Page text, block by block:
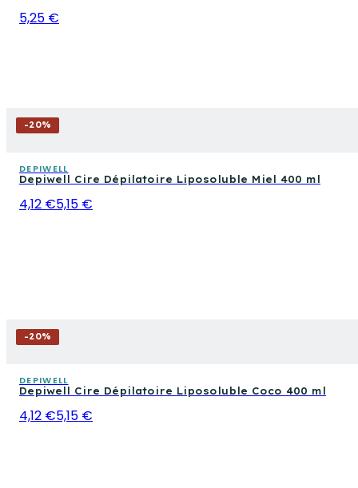
5,25 €
-20%
DEPIWELL
Depiwell Cire Dépilatoire Liposoluble Miel 400 ml
4,12 €5,15 €
-20%
DEPIWELL
Depiwell Cire Dépilatoire Liposoluble Coco 400 ml
4,12 €5,15 €